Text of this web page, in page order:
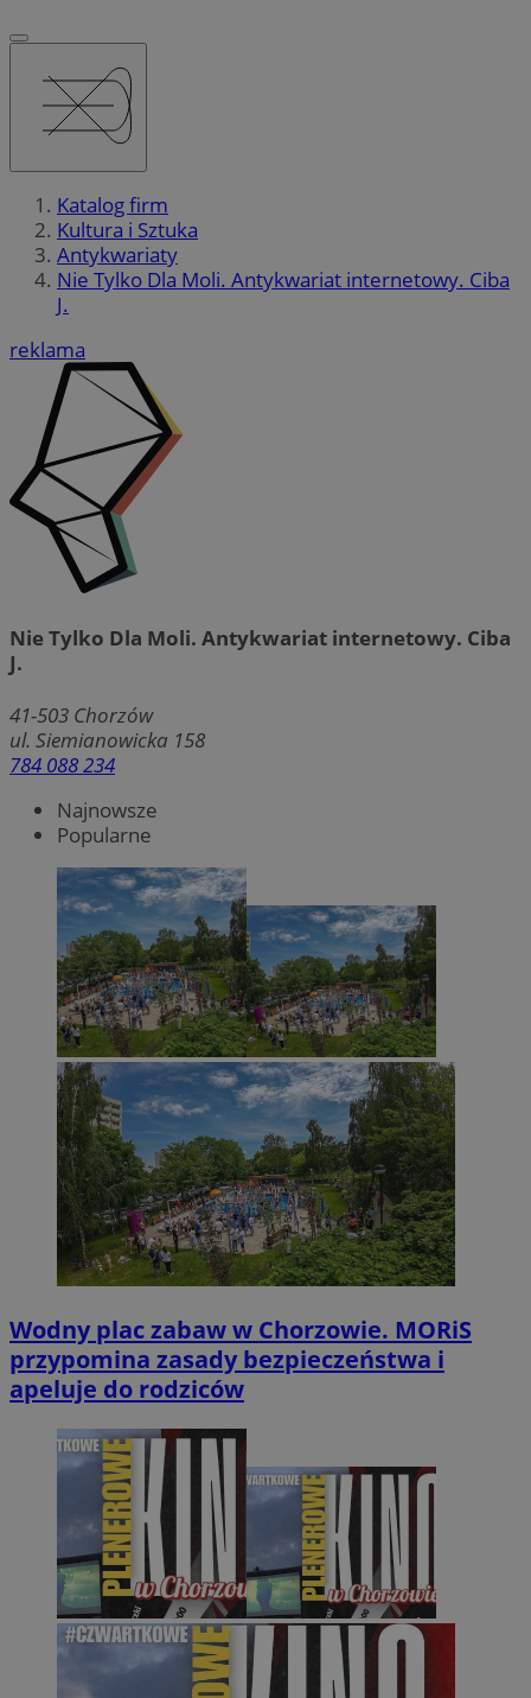
Katalog firm
Kultura i Sztuka
Antykwariaty
Nie Tylko Dla Moli. Antykwariat internetowy. Ciba
J.
reklama
Nie Tylko Dla Moli. Antykwariat internetowy. Ciba
J.
41-503 Chorzów
ul. Siemianowicka 158
784 088 234
Najnowsze
Popularne
Wodny plac zabaw w Chorzowie. MORiS
przypomina zasady bezpieczeństwa i
apeluje do rodziców